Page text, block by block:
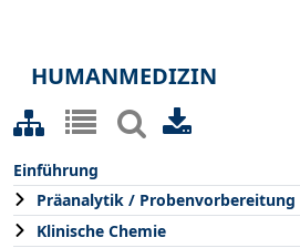
HUMANMEDIZIN
Einführung
Präanalytik / Probenvorbereitung
Klinische Chemie